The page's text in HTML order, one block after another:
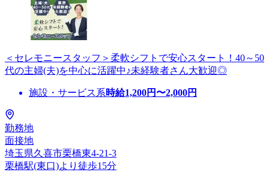
＜セレモニースタッフ＞柔軟シフトで安心スタート！40～50
代の主婦(夫)を中心に活躍中♪未経験者さん大歓迎◎
施設・サービス系時給1,200円〜2,000円
勤務地
面接地
埼玉県久喜市栗橋東4-21-3
栗橋駅(東口)より徒歩15分